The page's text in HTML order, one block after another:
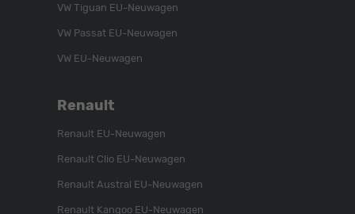
VW Tiguan EU-Neuwagen
VW Passat EU-Neuwagen
VW EU-Neuwagen
Renault
Renault EU-Neuwagen
Renault Clio EU-Neuwagen
Renault Austral EU-Neuwagen
Renault Kangoo EU-Neuwagen